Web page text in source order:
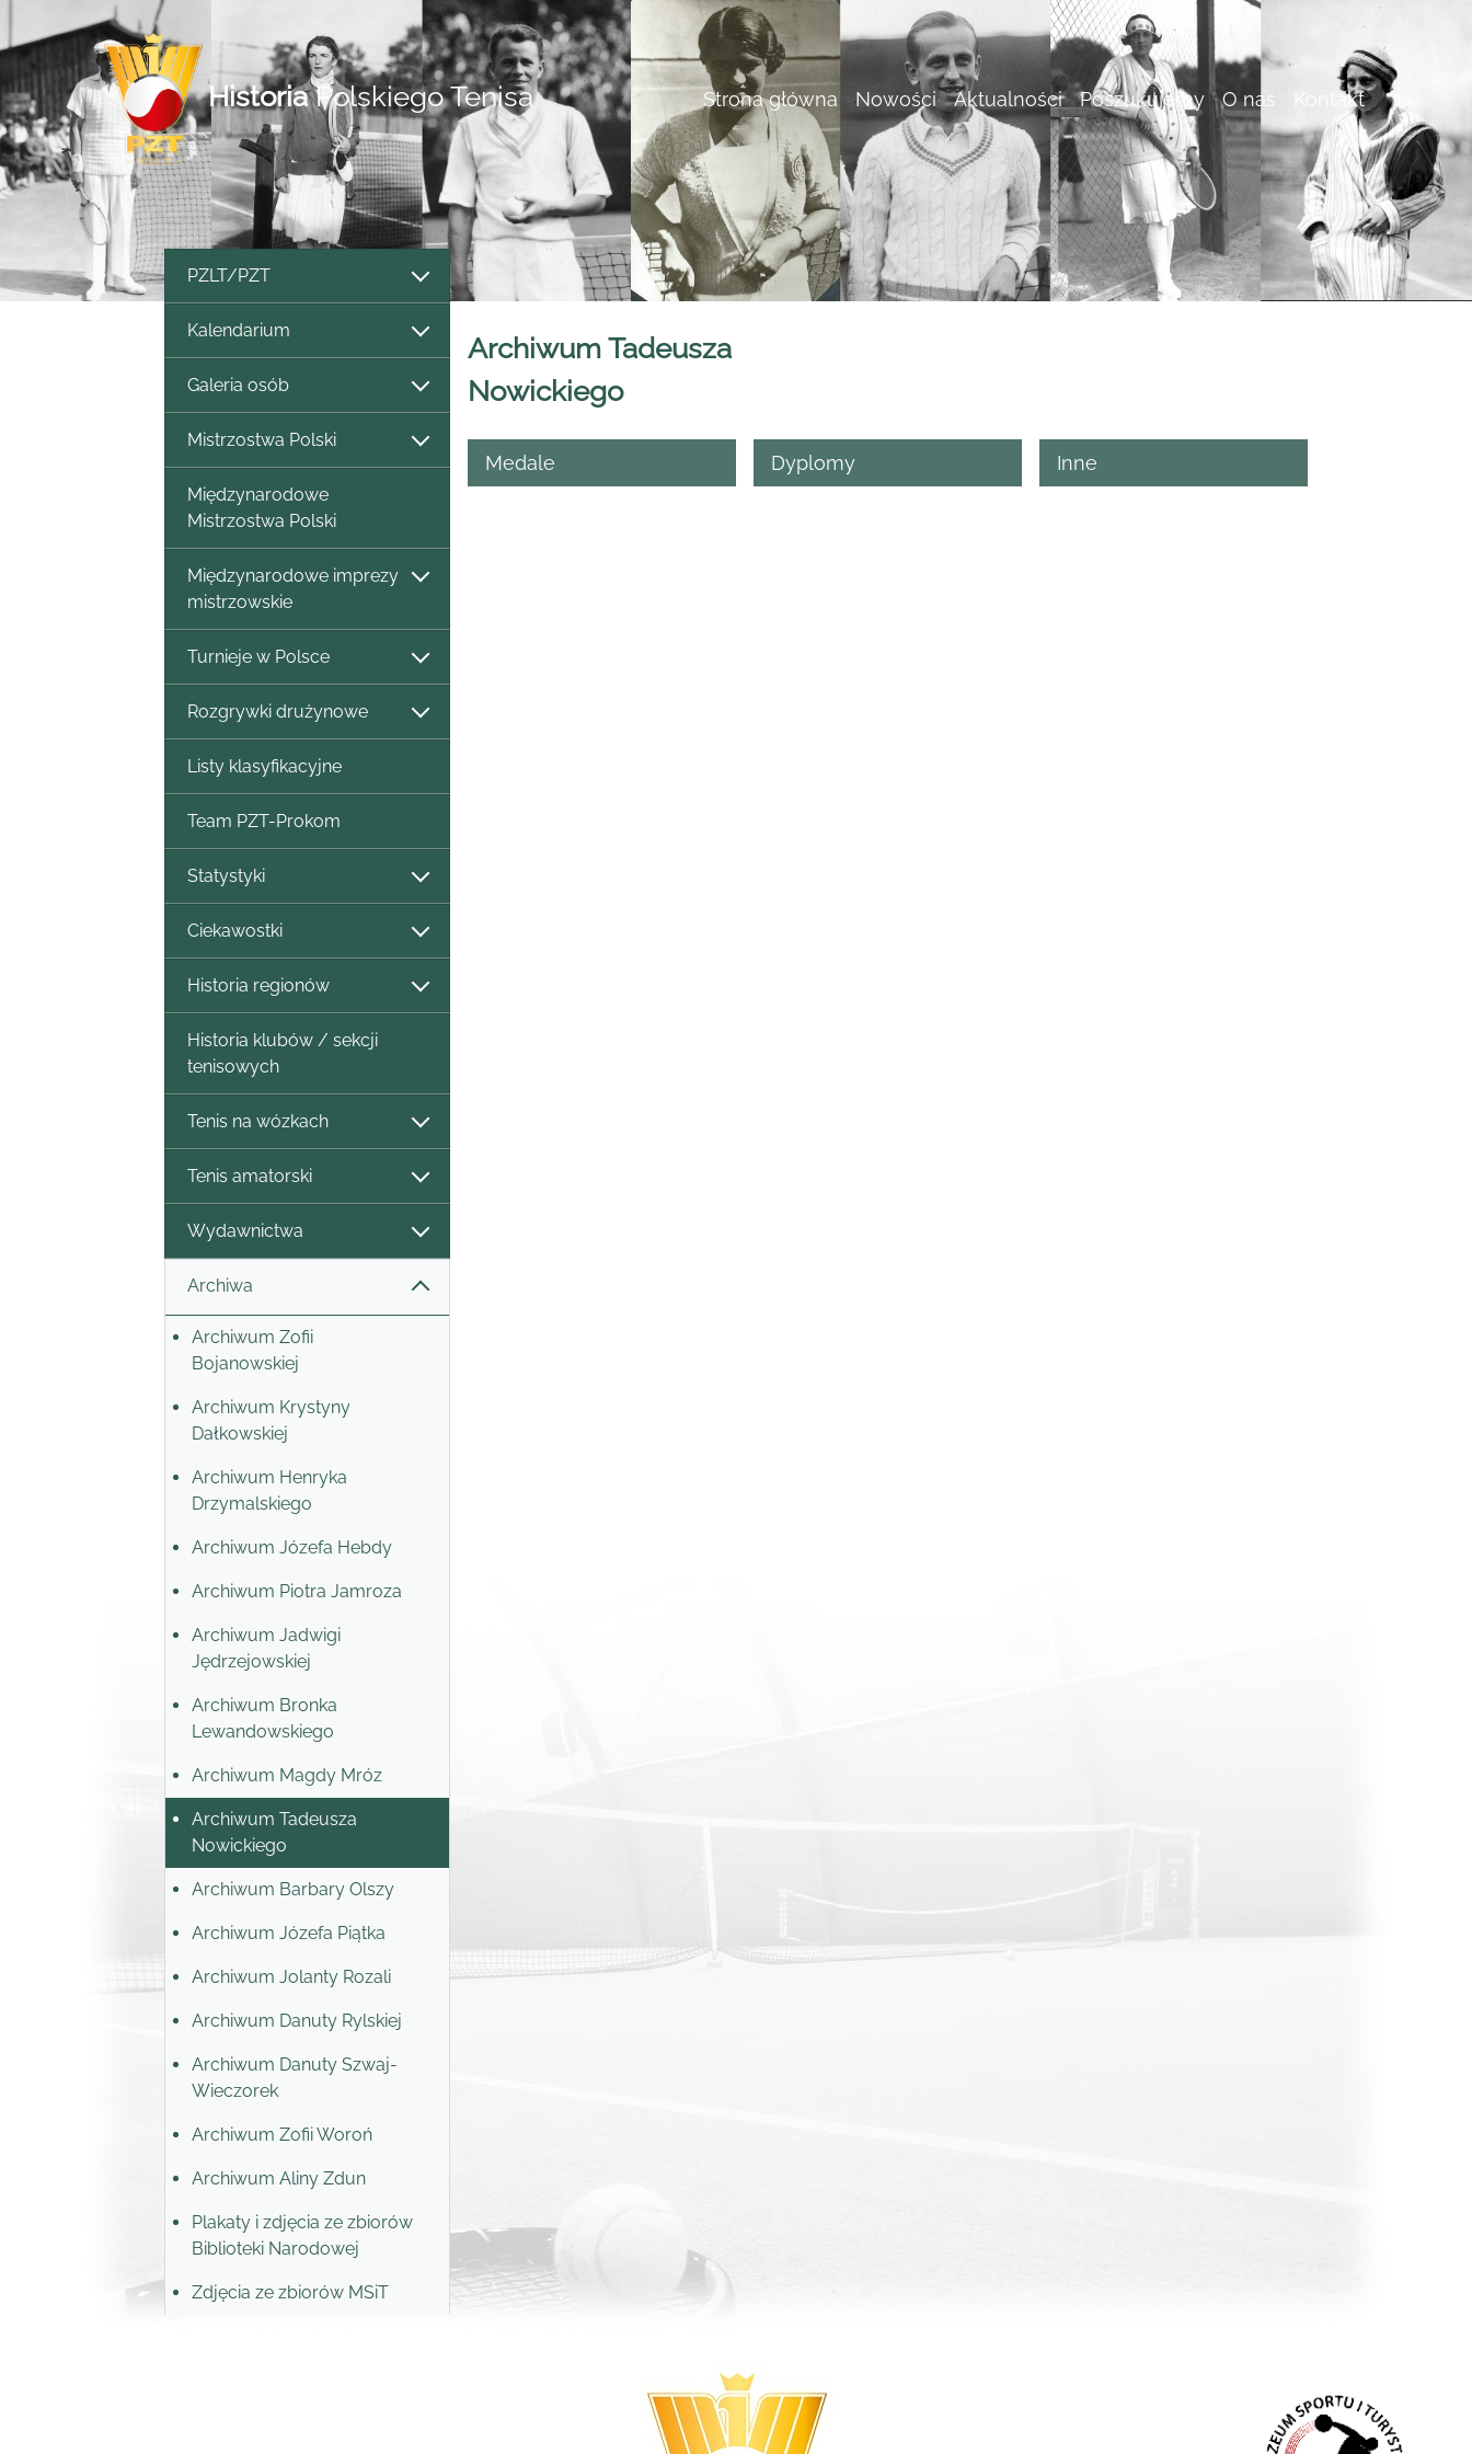
HistoriaPolskiego Tenisa Strona główna Nowości Aktualności Poszukujemy O nas Kontakt
PZLT/PZT
Kalendarium
Galeria osób
Mistrzostwa Polski
Międzynarodowe
Mistrzostwa Polski
Międzynarodowe imprezy
mistrzowskie
Turnieje w Polsce
Rozgrywki drużynowe
Listy klasyfikacyjne
Team PZT-Prokom
Statystyki
Ciekawostki
Historia regionów
Historia klubów / sekcji
tenisowych
Tenis na wózkach
Tenis amatorski
Wydawnictwa
Archiwa
Archiwum Zofii
Bojanowskiej
Archiwum Krystyny
Dałkowskiej
Archiwum Henryka
Drzymalskiego
Archiwum Józefa Hebdy
Archiwum Piotra Jamroza
Archiwum Jadwigi
Jędrzejowskiej
Archiwum Bronka
Lewandowskiego
Archiwum Magdy Mróz
Archiwum Tadeusza
Nowickiego
Archiwum Barbary Olszy
Archiwum Józefa Piątka
Archiwum Jolanty Rozali
Archiwum Danuty Rylskiej
Archiwum Danuty Szwaj-
Wieczorek
Archiwum Zofii Woroń
Archiwum Aliny Zdun
Plakaty i zdjęcia ze zbiorów
Biblioteki Narodowej
Zdjęcia ze zbiorów MSiT
Archiwum Tadeusza
Nowickiego
Medale Dyplomy Inne